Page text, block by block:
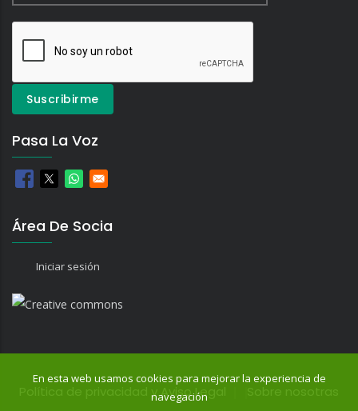
Pasa La Voz
Área De Socia
Iniciar sesión
Política de privacidad y Aviso Legal
En esta web usamos cookies para mejorar la experiencia de
navegación